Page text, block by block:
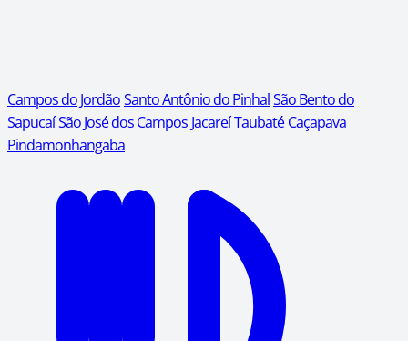
Campos do JordãoSanto Antônio do PinhalSão Bento do
SapucaíSão José dos Campos JacareíTaubaté Caçapava
Pindamonhangaba